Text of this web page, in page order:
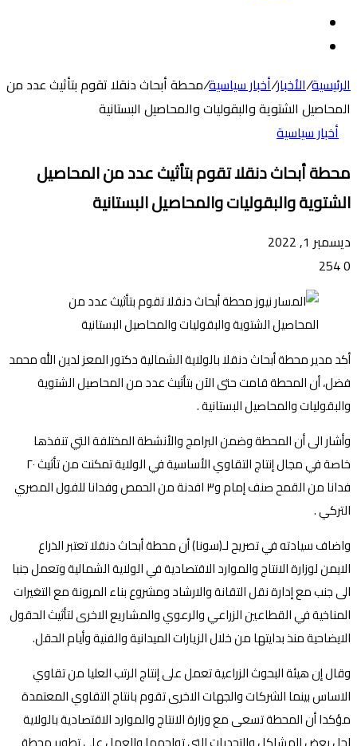
الرئيسية/الأخبار/أخبار سياسية/محطة أبحاث دنقلا تقوم بتأثيث عدد من
المحاصيل الشتوية والبقوليات والمحاصيل البستانية
أخبار سياسية
محطة أبحاث دنقلا تقوم بتأثيث عدد من المحاصيل
الشتوية والبقوليات والمحاصيل البستانية
ديسمبر 1, 2022
0
أكد مدير محطة أبحاث دنقلا بالولاية الشمالية دكتور المعز لدين الله محمد
فضل، أن المحطة قامت حتى الآن بتأثيث عدد من المحاصيل الشتوية
والبقوليات والمحاصيل البستانية .
وأشار الى أن المحطة وضمن البرامج والأنشطة المختلفة التي تنفذها
خاصة في مجال إنتاج التقاوي الأساسية في الولاية تمكنت من تأثيث ٢٠
فدانا من القمح صنف إمام و٣ افدنة من الحمص وفدانا للفول المصري
التركي .
واضاف سيادته في تصريح لـ(سونا) أن محطة أبحاث دنقلا تعتبر الذراع
الايمن لوزارة الانتاج والموارد الاقتصادية في الولاية الشمالية وتعمل جنبا
الى جنب مع إدارة نقل التقانة والارشاد ومشروع بناء المرونة مع التغيرات
المناخية في القطاعين الزراعي والرعوي والمشاريع الاخرى لتأثيث الحقول
الايضاحية منذ بدايتها من خلال الزيارات الميدانية والفنية وأيام الحقل.
وقال إن هيئة البحوث الزراعية تعمل على إنتاج الرتب العليا من تقاوي
الاساس بينما الشركات والجهات الاخرى تقوم بانتاج التقاوي المعتمدة
مؤكدا أن المحطة تسعى مع وزارة الانتاج والموارد الاقتصادية بالولاية